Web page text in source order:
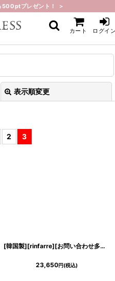
500ptプレゼント！ ＞
カート ログイ
表示順変更
2 3
[韓国製][rinfarre][お問い合わせ多数の人気商品！！再入荷]ラグジュアリー・総レース・レイヤード・大人・ノースリーブ・タイト・ミディアムドレス・ワンピース[MIRIN・山崎みどり着用]《送料＆代引き手数料無料》mypk
23,650円(税込)